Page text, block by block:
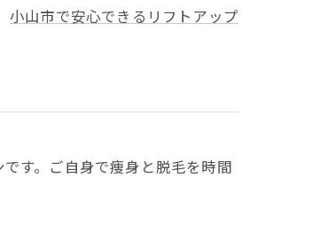
小山市で安心できるリフトアップ
す。ご自身で痩身と脱毛を時間